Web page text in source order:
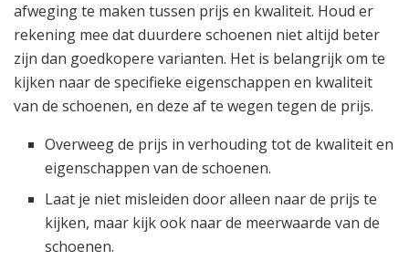
afweging te maken tussen prijs en kwaliteit. Houd er
rekening mee dat duurdere schoenen niet altijd beter
zijn dan goedkopere varianten. Het is belangrijk om te
kijken naar de specifieke eigenschappen en kwaliteit
van de schoenen, en deze af te wegen tegen de prijs.
Overweeg de prijs in verhouding tot de kwaliteit en
eigenschappen van de schoenen.
Laat je niet misleiden door alleen naar de prijs te
kijken, maar kijk ook naar de meerwaarde van de
schoenen.